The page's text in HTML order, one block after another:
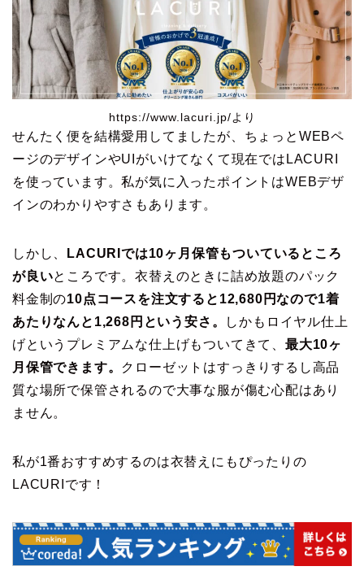
https://www.lacuri.jp/より
せんたく便を結構愛用してましたが、ちょっとWEBペ
ージのデザインやUIがいけてなくて現在ではLACURI
を使っています。私が気に入ったポイントはWEBデザ
インのわかりやすさもあります。
しかし、
LACURIでは10ヶ月保管もついているところ
が良いところです。衣替えのときに詰め放題のパック
料金制の10点コースを注文すると12,680円なので1着
あたりなんと1,268円という安さ。
しかもロイヤル仕上
げというプレミアムな仕上げもついてきて、 最大10ヶ
月保管できます。 クローゼットはすっきりするし高品
質な場所で保管されるので大事な服が傷む心配はあり
ません。
私が1番おすすめするのは衣替えにもぴったりの
LACURIです！